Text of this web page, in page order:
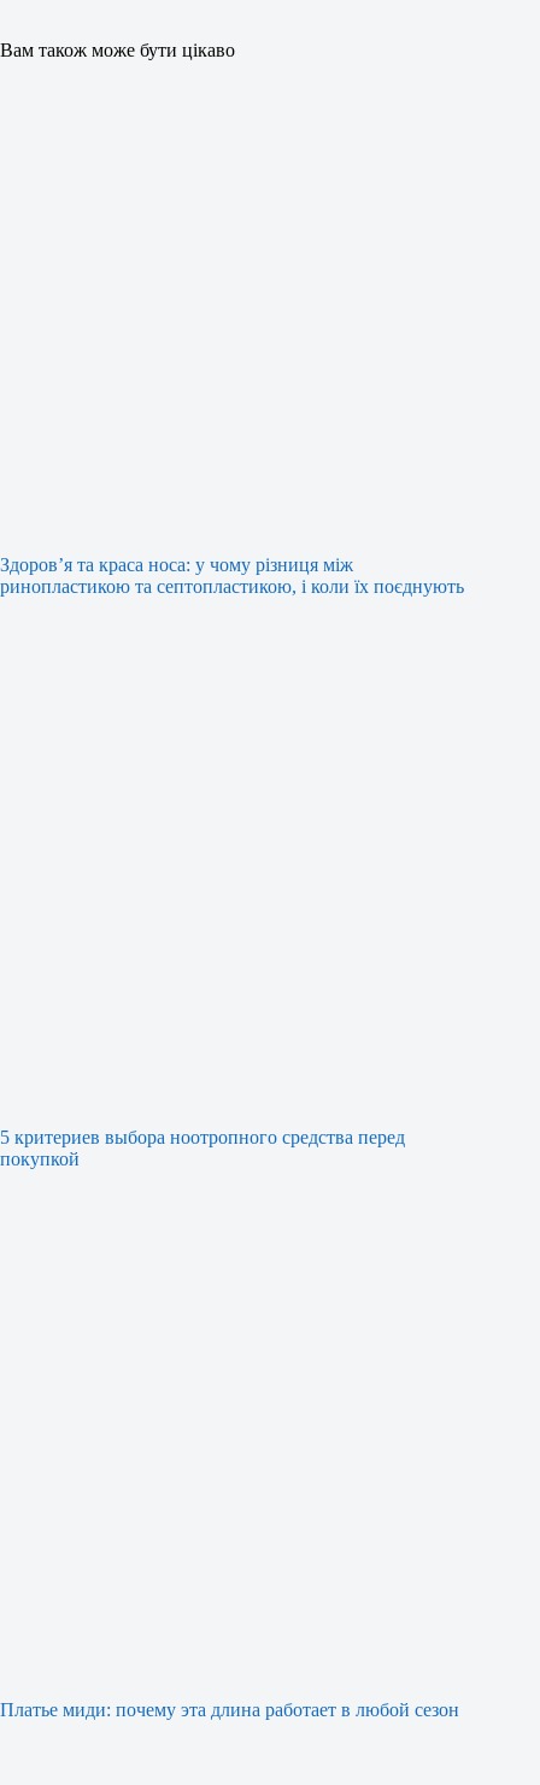
Вам також може бути цікаво
Здоров’я та краса носа: у чому різниця між
ринопластикою та септопластикою, і коли їх поєднують
5 критериев выбора ноотропного средства перед
покупкой
Платье миди: почему эта длина работает в любой сезон